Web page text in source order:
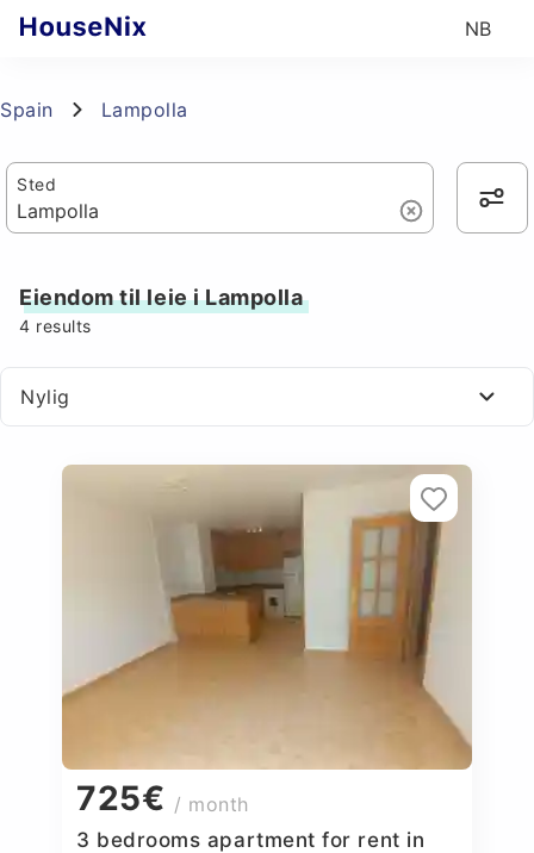
NB
Spain Lampolla
Sted
Eiendom til leie i Lampolla
4 results
Nylig
725€ / month
3 bedrooms apartment for rent in